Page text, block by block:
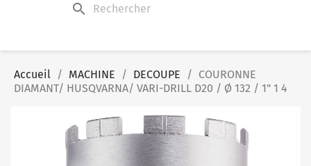
search
Accueil MACHINE DECOUPE
COURONNE
DIAMANT/ HUSQVARNA/ VARI-DRILL D20 / Ø 132 / 1" 1 4